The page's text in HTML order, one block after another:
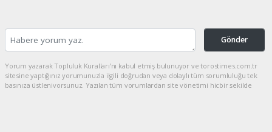
Gönder
Yorum yazarak Topluluk Kuralları’nı kabul etmiş bulunuyor ve torostimes.com.tr
sitesine yaptığınız yorumunuzla ilgili doğrudan veya dolaylı tüm sorumluluğu tek
başınıza üstleniyorsunuz. Yazılan tüm yorumlardan site yönetimi hiçbir şekilde